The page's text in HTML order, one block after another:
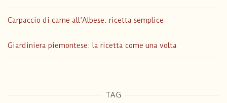
Carpaccio di carne all’Albese: ricetta semplice
Giardiniera piemontese: la ricetta come una volta
TAG